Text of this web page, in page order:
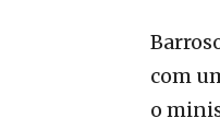
com
o